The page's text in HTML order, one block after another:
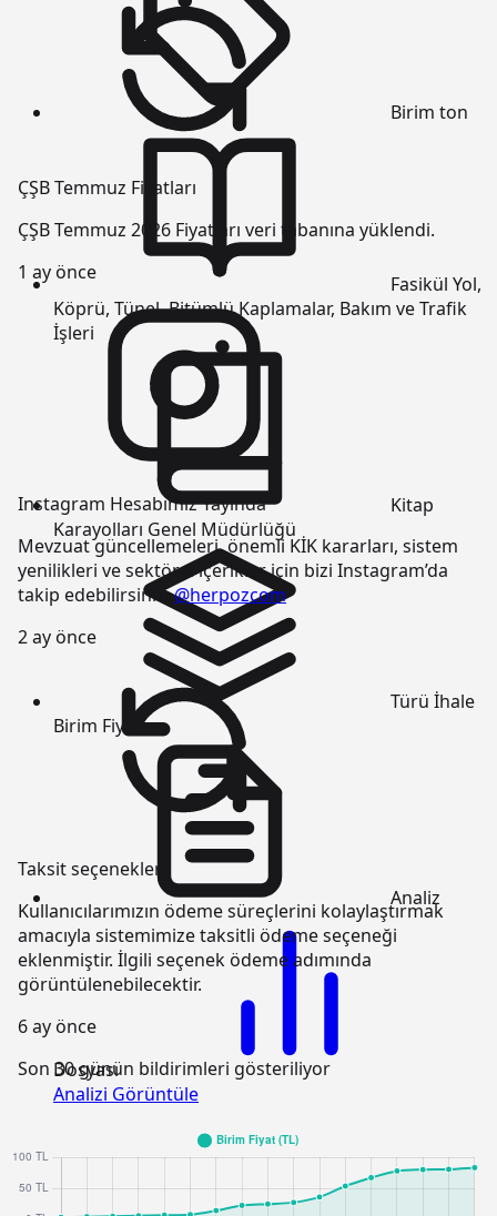
ÇŞB Temmuz Fiyatları
ÇŞB Temmuz 2026 Fiyatları veri tabanına yüklendi.
1 ay önce
Instagram Hesabımız Yayında
Mevzuat güncellemeleri, önemli KİK kararları, sistem
yenilikleri ve sektörel içerikler için bizi Instagram’da
takip edebilirsiniz:@herpozcom
2 ay önce
Taksit seçenekleri
Kullanıcılarımızın ödeme süreçlerini kolaylaştırmak
amacıyla sistemimize taksitli ödeme seçeneği
eklenmiştir. İlgili seçenek ödeme adımında
görüntülenebilecektir.
6 ay önce
Son 30 günün bildirimleri gösteriliyor
Birim ton
Fasikül Yol,
Köprü, Tünel, Bitümlü Kaplamalar, Bakım ve Trafik
İşleri
Kitap
Karayolları Genel Müdürlüğü
Türü İhale
Birim Fiyatı
Analiz
Dosyası
Analizi Görüntüle